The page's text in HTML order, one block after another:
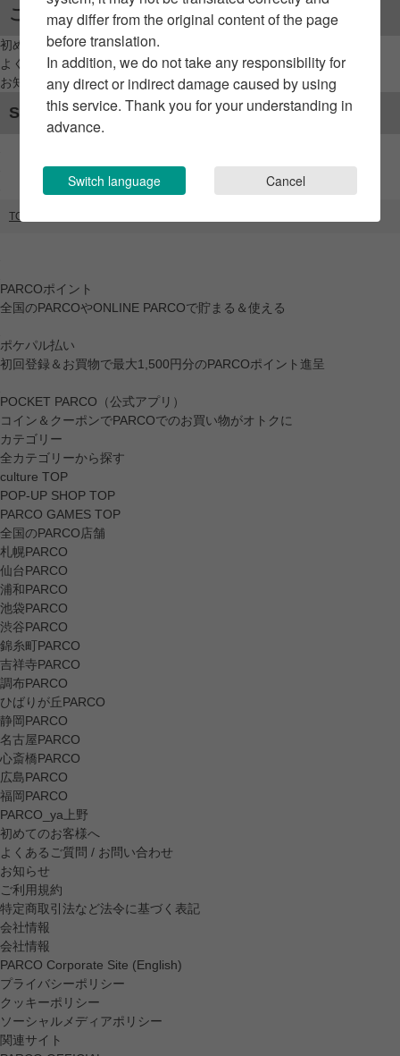
ご利用案内
初めてのお客様へ
よくあるご質問 / お問い合わせ
お知らせ
SNSアカウント
TOP
PARCOポイント
全国のPARCOやONLINE PARCOで貯まる＆使える
ポケパル払い
初回登録＆お買物で最大1,500円分のPARCOポイント進呈
POCKET PARCO（公式アプリ）
コイン＆クーポンでPARCOでのお買い物がオトクに
カテゴリー
全カテゴリーから探す
culture TOP
POP-UP SHOP TOP
PARCO GAMES TOP
全国のPARCO店舗
札幌PARCO
仙台PARCO
浦和PARCO
池袋PARCO
渋谷PARCO
錦糸町PARCO
吉祥寺PARCO
調布PARCO
ひばりが丘PARCO
静岡PARCO
名古屋PARCO
心斎橋PARCO
広島PARCO
福岡PARCO
PARCO_ya上野
初めてのお客様へ
よくあるご質問 / お問い合わせ
お知らせ
ご利用規約
特定商取引法など法令に基づく表記
会社情報
会社情報
PARCO Corporate Site (English)
プライバシーポリシー
クッキーポリシー
ソーシャルメディアポリシー
関連サイト
may differ from the original content of the page
before translation.
In addition, we do not take any responsibility for
any direct or indirect damage caused by using
this service. Thank you for your understanding in
advance.
Switch language Cancel